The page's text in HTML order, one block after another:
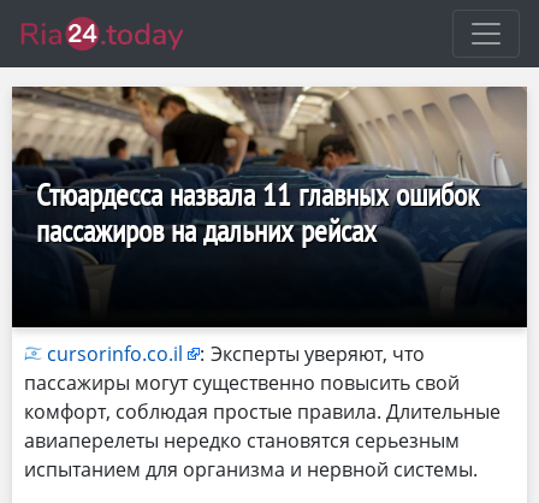
Стюардесса назвала 11 главных ошибок
пассажиров на дальних рейсах
cursorinfo.co.il : Эксперты уверяют, что
пассажиры могут существенно повысить свой
комфорт, соблюдая простые правила. Длительные
авиаперелеты нередко становятся серьезным
испытанием для организма и нервной системы.